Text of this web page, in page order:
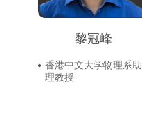
黎冠峰
香港中文大学物理系助
理教授